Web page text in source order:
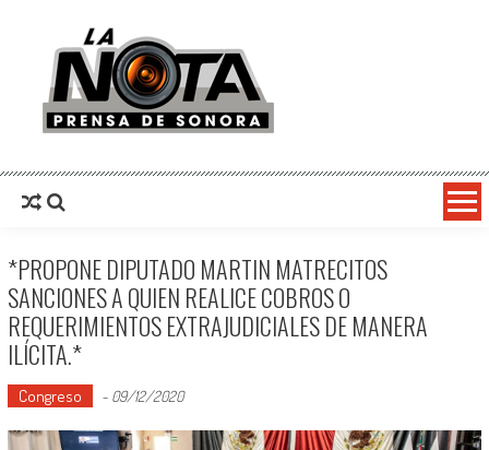
La Nota Prensa De Sonora
*PROPONE DIPUTADO MARTIN MATRECITOS
SANCIONES A QUIEN REALICE COBROS O
REQUERIMIENTOS EXTRAJUDICIALES DE MANERA
ILÍCITA.*
Congreso - 09/12/2020